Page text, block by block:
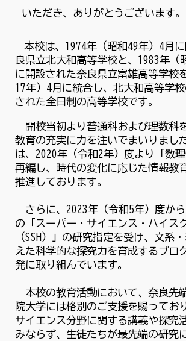
いただき、ありがとうございます。
本校は、1974年（昭和49年）4月
良県立北大和高等学校と、1983年（
に開設された奈良県立富雄高等学校
17年）4月に統合し、北大和高等学
された全日制の高等学校です。
開校当初より普通科および理数科
教育の充実に力を注いでまいりまし
は、2020年（令和2年）度より「数
再編し、時代の変化に応じた情報教
推進しております。
さらに、2023年（令和5年）度か
の「スーパー・サイエンス・ハイス
（SSH）」の研究指定を受け、文系
えた科学的な探究力を育成するプロ
発に取り組んでいます。
本校の教育活動において、奈良先
院大学には格別のご支援を賜ってお
サイエンス分野に関する講義や探究
みならず、生徒たちが最先端の研究